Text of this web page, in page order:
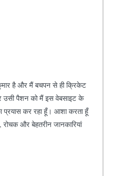
है और मैं बचपन से ही क्रिकेट
उसी पैशन को मैं इस वेबसाइट के
कर रहा हूँ। आशा करता हूँ
और बेहतरीन जानकारियां